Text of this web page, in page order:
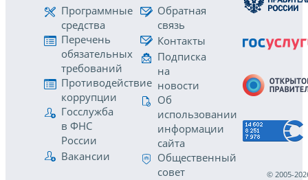
Программные
средства
Перечень
обязательных
требований
Противодействие
коррупции
Госслужба
в ФНС
России
Вакансии
Обратная
связь
Контакты
Подписка
на
новости
Об
использовании
информации
сайта
Общественный
совет
© 2005-